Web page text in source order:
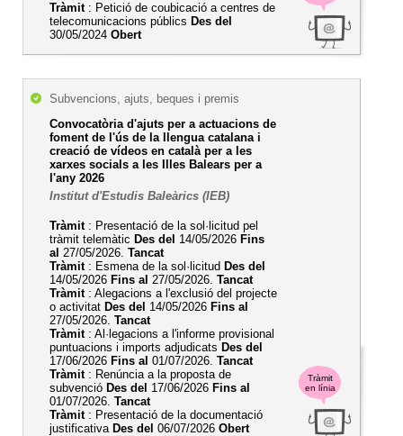
Tràmit: Petició de coubicació a centres de
telecomunicacions públics Des del
30/05/2024 Obert
Tràmit
en línia
Subvencions, ajuts, beques i premis
Convocatòria d'ajuts per a actuacions de
foment de l'ús de la llengua catalana i
creació de vídeos en català per a les
xarxes socials a les Illes Balears per a
l'any 2026
Institut d'Estudis Baleàrics (IEB)
Tràmit: Presentació de la sol·licitud pel
tràmit telemàtic Des del 14/05/2026 Fins
al 27/05/2026. Tancat
Tràmit: Esmena de la sol·licitud Des del
14/05/2026 Fins al 27/05/2026. Tancat
Tràmit: Alegacions a l'exclusió del projecte
o activitat Des del 14/05/2026 Fins al
27/05/2026. Tancat
Tràmit: Al·legacions a l'informe provisional
puntuacions i imports adjudicats Des del
17/06/2026 Fins al 01/07/2026. Tancat
Tràmit: Renúncia a la proposta de
subvenció Des del 17/06/2026 Fins al
01/07/2026. Tancat
Tràmit: Presentació de la documentació
justificativa Des del 06/07/2026 Obert